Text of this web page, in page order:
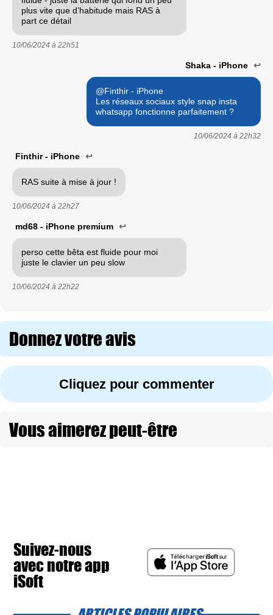
plus vite que d’habitude mais RAS à
part ce détail
10/06/2024 à 22h51
Shaka - iPhone ↩
@Finthir - iPhone
Les réseaux sociaux style snap insta
whatsapp fonctionne parfaitement ?
10/06/2024 à 22h32
Finthir - iPhone ↩
RAS suite à mise à jour !
10/06/2024 à 22h27
md68 - iPhone premium ↩
perso cette bêta est fluide pour moi
juste le clavier un peu slow
10/06/2024 à 22h22
Donnez votre avis
Cliquez pour commenter
Vous aimerez peut-être
Suivez-nous
avec notre app
iSoft